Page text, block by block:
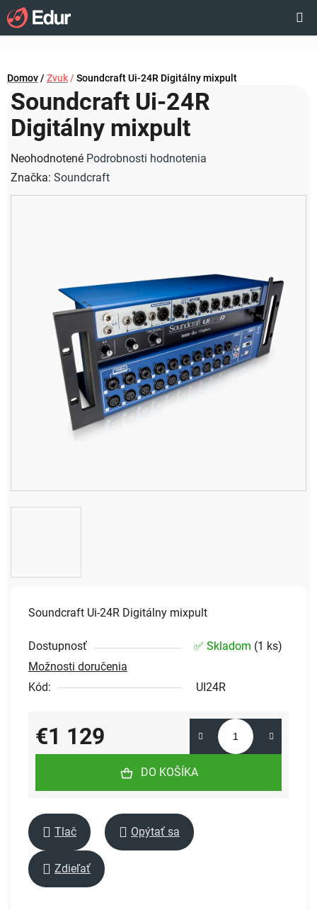
Prejsť
na
obsah
KOŠÍK
Domov/ Zvuk / Soundcraft Ui-24R Digitálny mixpult
Soundcraft Ui-24R Digitálny mixpult
Dostupnosť ✅ Skladom (1 ks)
Možnosti doručenia
Kód:
UI24R
€1 129
Jednotková cena:
DO KOŠÍKA
Tlač Opýtať sa
Zdieľať
Soundcraft Ui-24R
Digitálny mixpult
Priemerné
hodnotenie
produktu
hviezdičiek.
Neohodnotené Podrobnosti hodnotenia
Značka: Soundcraft